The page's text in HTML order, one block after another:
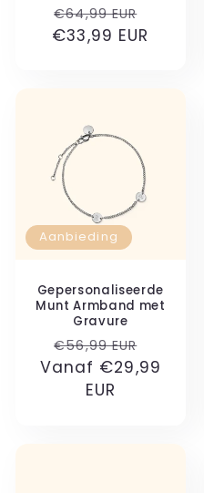
Normale
prijs
€64,99 EUR
€33,99 EUR
Aanbieding
Gepersonaliseerde
Munt Armband met
Gravure
Normale
prijs
€56,99 EUR
Vanaf €29,99
EUR